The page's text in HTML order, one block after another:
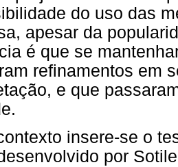
do uso das
apesar da
é que se
refinamentos em
e que
insere-se o
por